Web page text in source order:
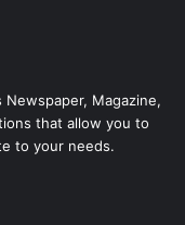
Newspaper, Magazine,
that allow you to
to your needs.